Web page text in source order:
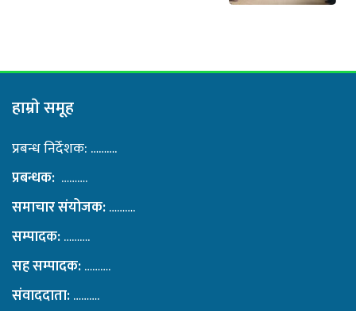
हाम्राे समूह
प्रबन्ध निर्देशक: ……….
प्रबन्धक: ……….
समाचार संयोजक:……….
सम्पादक:……….
सह सम्पादक:……….
संवाददाता:……….